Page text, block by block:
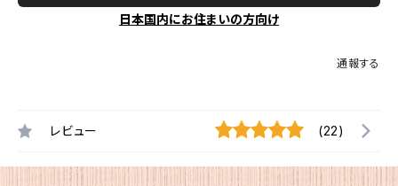
日本国内にお住まいの方向け
通報する
レビュー (22)